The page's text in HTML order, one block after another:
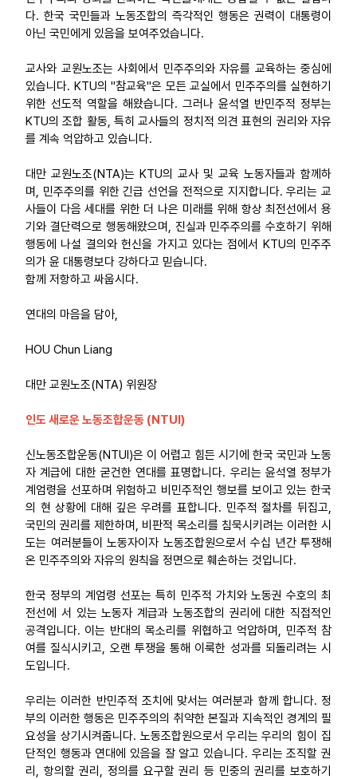
다. 한국 국민들과 노동조합의 즉각적인 행동은 권력이 대통령이
아닌 국민에게 있음을 보여주었습니다.
교사와 교원노조는 사회에서 민주주의와 자유를 교육하는 중심에
있습니다. KTU의 "참교육"은 모든 교실에서 민주주의를 실현하기
위한 선도적 역할을 해왔습니다. 그러나 윤석열 반민주적 정부는
KTU의 조합 활동, 특히 교사들의 정치적 의견 표현의 권리와 자유
를 계속 억압하고 있습니다.
대만 교원노조(NTA)는 KTU의 교사 및 교육 노동자들과 함께하
며, 민주주의를 위한 긴급 선언을 전적으로 지지합니다. 우리는 교
사들이 다음 세대를 위한 더 나은 미래를 위해 항상 최전선에서 용
기와 결단력으로 행동해왔으며, 진실과 민주주의를 수호하기 위해
행동에 나설 결의와 헌신을 가지고 있다는 점에서 KTU의 민주주
의가 윤 대통령보다 강하다고 믿습니다.
함께 저항하고 싸웁시다.
연대의 마음을 담아,
HOU Chun Liang
대만 교원노조(NTA) 위원장
인도 새로운 노동조합운동 (NTUI)
신노동조합운동(NTUI)은 이 어렵고 힘든 시기에 한국 국민과 노동
자 계급에 대한 굳건한 연대를 표명합니다. 우리는 윤석열 정부가
계엄령을 선포하며 위험하고 비민주적인 행보를 보이고 있는 한국
의 현 상황에 대해 깊은 우려를 표합니다. 민주적 절차를 뒤집고,
국민의 권리를 제한하며, 비판적 목소리를 침묵시키려는 이러한 시
도는 여러분들이 노동자이자 노동조합원으로서 수십 년간 투쟁해
온 민주주의와 자유의 원칙을 정면으로 훼손하는 것입니다.
한국 정부의 계엄령 선포는 특히 민주적 가치와 노동권 수호의 최
전선에 서 있는 노동자 계급과 노동조합의 권리에 대한 직접적인
공격입니다. 이는 반대의 목소리를 위협하고 억압하며, 민주적 참
여를 질식시키고, 오랜 투쟁을 통해 이룩한 성과를 되돌리려는 시
도입니다.
우리는 이러한 반민주적 조치에 맞서는 여러분과 함께 합니다. 정
부의 이러한 행동은 민주주의의 취약한 본질과 지속적인 경계의 필
요성을 상기시켜줍니다. 노동조합원으로서 우리는 우리의 힘이 집
단적인 행동과 연대에 있음을 잘 알고 있습니다. 우리는 조직할 권
리, 항의할 권리, 정의를 요구할 권리 등 민중의 권리를 보호하기